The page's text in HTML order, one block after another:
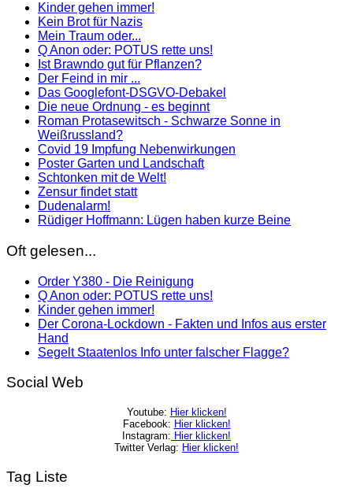
Kinder gehen immer!
Kein Brot für Nazis
Mein Traum oder...
Q Anon oder: POTUS rette uns!
Ist Brawndo gut für Pflanzen?
Der Feind in mir ...
Das Googlefont-DSGVO-Debakel
Die neue Ordnung - es beginnt
Roman Protasewitsch - Schwarze Sonne in
Weißrussland?
Covid 19 Impfung Nebenwirkungen
Poster Garten und Landschaft
Schtonken mit de Welt!
Zensur findet statt
Dudenalarm!
Rüdiger Hoffmann: Lügen haben kurze Beine
Oft gelesen...
Order Y380 - Die Reinigung
Q Anon oder: POTUS rette uns!
Kinder gehen immer!
Der Corona-Lockdown - Fakten und Infos aus erster
Hand
Segelt Staatenlos Info unter falscher Flagge?
Social Web
Youtube: Hier klicken!
Facebook: Hier klicken!
Instagram: Hier klicken!
Twitter Verlag: Hier klicken!
Tag Liste